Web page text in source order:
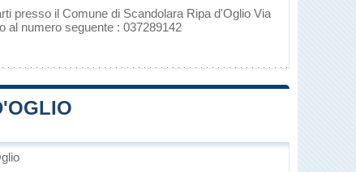
presso il Comune di Scandolara Ripa d'Oglio Via
al numero seguente : 037289142